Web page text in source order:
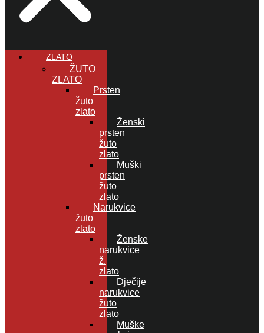
ZLATO
ŽUTO
ZLATO
Prsten
žuto
zlato
Ženski
prsten
žuto
zlato
Muški
prsten
žuto
zlato
Narukvice
žuto
zlato
Ženske
narukvice
ž.
zlato
Dječije
narukvice
žuto
zlato
Muške